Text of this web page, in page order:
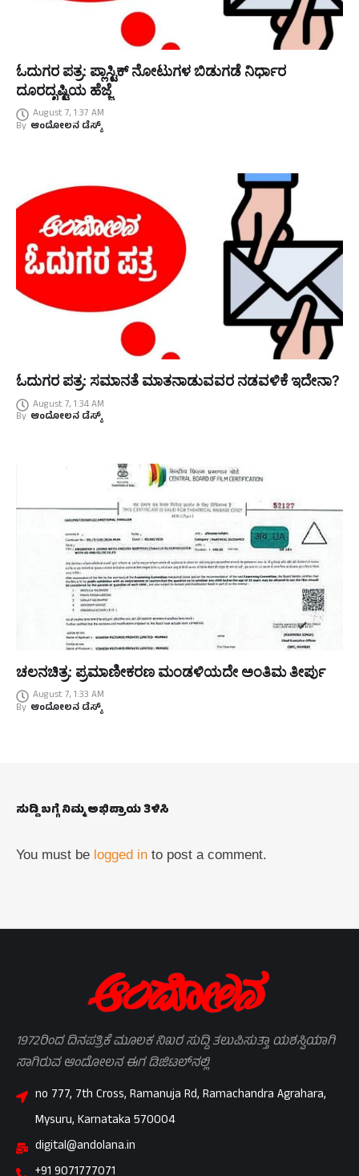
ಓದುಗರ ಪತ್ರ: ಪ್ಲಾಸ್ಟಿಕ್ ನೋಟುಗಳ ಬಿಡುಗಡೆ ನಿರ್ಧಾರ
ದೂರದೃಷ್ಟಿಯ ಹೆಜ್ಜೆ
August 7, 1:37 AM
By ಆಂದೋಲನ ಡೆಸ್ಕ್
ಓದುಗರ ಪತ್ರ: ಸಮಾನತೆ ಮಾತನಾಡುವವರ ನಡವಳಿಕೆ ಇದೇನಾ?
August 7, 1:34 AM
By ಆಂದೋಲನ ಡೆಸ್ಕ್
ಚಲನಚಿತ್ರ: ಪ್ರಮಾಣೀಕರಣ ಮಂಡಳಿಯದೇ ಅಂತಿಮ ತೀರ್ಪು
August 7, 1:33 AM
By ಆಂದೋಲನ ಡೆಸ್ಕ್
ಸುದ್ದಿ ಬಗ್ಗೆ ನಿಮ್ಮ ಅಭಿಪ್ರಾಯ ತಿಳಿಸಿ
You must be logged in to post a comment.
1972ರಿಂದ ದಿನಪತ್ರಿಕೆ ಮೂಲಕ ನಿಖರ ಸುದ್ದಿ ತಲುಪಿಸುತ್ತಾ ಯಶಸ್ವಿಯಾಗಿ
ಸಾಗಿರುವ ಆಂದೋಲನ ಈಗ ಡಿಜಿಟಲ್‌ನಲ್ಲಿ
no 777, 7th Cross, Ramanuja Rd, Ramachandra Agrahara,
Mysuru, Karnataka 570004
digital@andolana.in